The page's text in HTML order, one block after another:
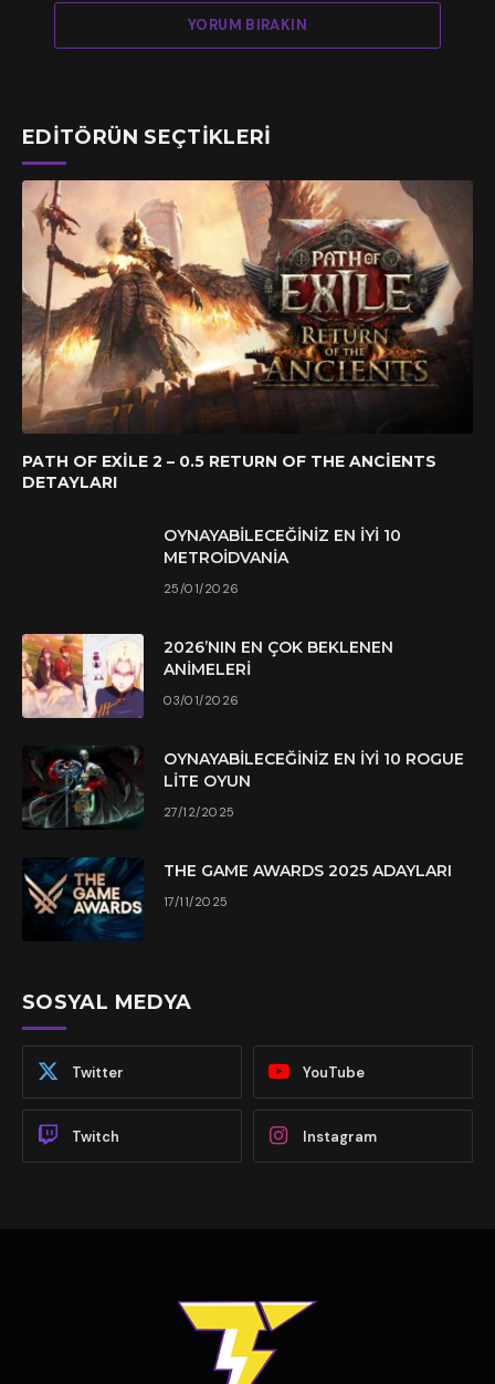
YORUM BIRAKIN
EDITÖRÜN SEÇTIKLERI
PATH OF EXILE 2 – 0.5 RETURN OF THE ANCIENTS
DETAYLARI
OYNAYABILECEĞINIZ EN İYI 10
METROIDVANIA
25/01/2026
2026’NIN EN ÇOK BEKLENEN
ANIMELERI
03/01/2026
OYNAYABILECEĞINIZ EN İYI 10 ROGUE
LITE OYUN
27/12/2025
THE GAME AWARDS 2025 ADAYLARI
17/11/2025
SOSYAL MEDYA
Twitter YouTube
Twitch Instagram